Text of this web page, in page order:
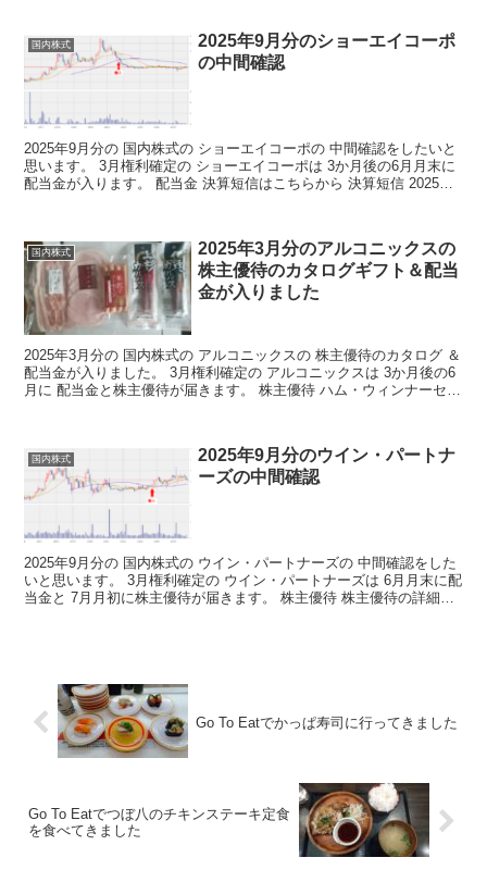
国内株式
2025年9月分のショーエイコーポ
の中間確認
2025年9月分の 国内株式の ショーエイコーポの 中間確認をしたいと
思います。 3月権利確定の ショーエイコーポは 3か月後の6月月末に
配当金が入ります。 配当金 決算短信はこちらから 決算短信 2025年3
国内株式
2025年3月分のアルコニックスの
株主優待のカタログギフト＆配当
金が入りました
2025年3月分の 国内株式の アルコニックスの 株主優待のカタログ ＆
配当金が入りました。 3月権利確定の アルコニックスは 3か月後の6
月に 配当金と株主優待が届きます。 株主優待 ハム・ウィンナーセッ
国内株式
2025年9月分のウイン・パートナ
ーズの中間確認
2025年9月分の 国内株式の ウイン・パートナーズの 中間確認をした
いと思います。 3月権利確定の ウイン・パートナーズは 6月月末に配
当金と 7月月初に株主優待が届きます。 株主優待 株主優待の詳細は
Go To Eatでかっぱ寿司に行ってきました
Go To Eatでつぼ八のチキンステーキ定食
を食べてきました